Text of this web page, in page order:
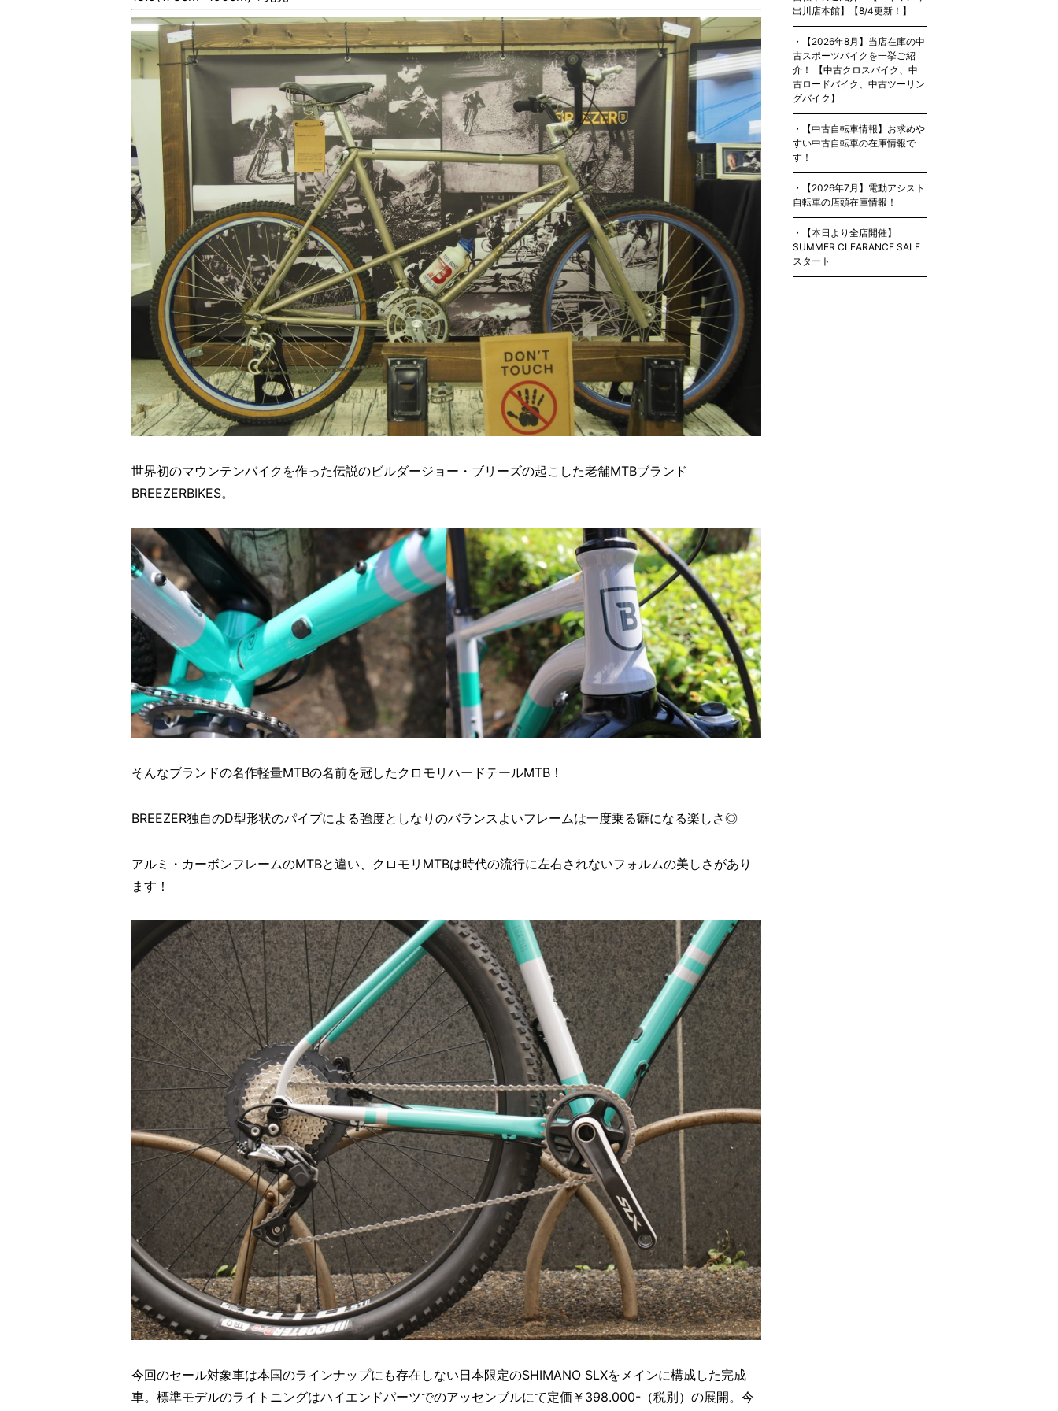
世界初のマウンテンバイクを作った伝説のビルダージョー・ブリーズの起こした老舗MTBブランド
BREEZERBIKES。
そんなブランドの名作軽量MTBの名前を冠したクロモリハードテールMTB！
BREEZER独自のD型形状のパイプによる強度としなりのバランスよいフレームは一度乗る癖になる楽しさ◎
アルミ・カーボンフレームのMTBと違い、クロモリMTBは時代の流行に左右されないフォルムの美しさがあり
ます！
今回のセール対象車は本国のラインナップにも存在しない日本限定のSHIMANO SLXをメインに構成した完成
車。標準モデルのライトニングはハイエンドパーツでのアッセンブルにて定価￥398.000-（税別）の展開。今
出川店本館】【8/4更新！】
【2026年8月】当店在庫の中
古スポーツバイクを一挙ご紹
介！ 【中古クロスバイク、中
古ロードバイク、中古ツーリン
グバイク】
【中古自転車情報】お求めや
すい中古自転車の在庫情報で
す！
【2026年7月】電動アシスト
自転車の店頭在庫情報！
【本日より全店開催】
SUMMER CLEARANCE SALE
スタート